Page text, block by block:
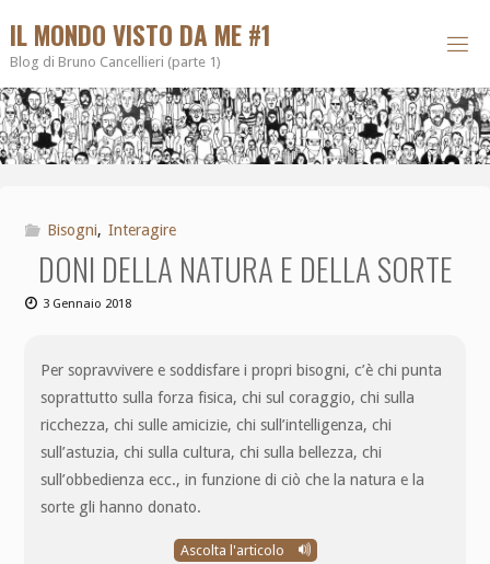
IL MONDO VISTO DA ME #1
Blog di Bruno Cancellieri (parte 1)
Bisogni, Interagire
DONI DELLA NATURA E DELLA SORTE
3 Gennaio 2018
Per sopravvivere e soddisfare i propri bisogni, c’è chi punta
soprattutto sulla forza fisica, chi sul coraggio, chi sulla
ricchezza, chi sulle amicizie, chi sull’intelligenza, chi
sull’astuzia, chi sulla cultura, chi sulla bellezza, chi
sull’obbedienza ecc., in funzione di ciò che la natura e la
sorte gli hanno donato.
Ascolta l'articolo